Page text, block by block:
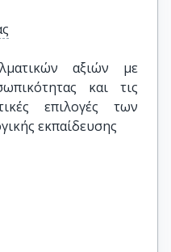
αξιών με
και τις
επιλογές των
εκπαίδευσης